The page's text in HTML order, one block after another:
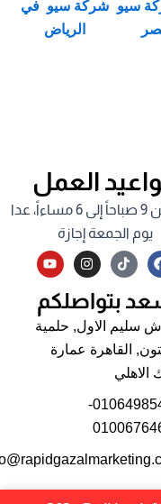
سيو شركة سيو في
الرياض
العمل
يومياً من 9 صباحاً إلى 6 مساءاً، عدا
الجمعة إجازة
n
t
a
g
a
Y
o
t
u
b
بتواصلكم
سليم الاول, حلمية
القاهرة عمارة
01064985451-